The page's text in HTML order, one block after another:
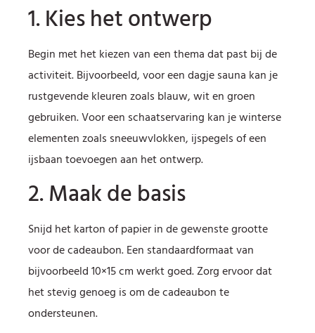
1. Kies het ontwerp
Begin met het kiezen van een thema dat past bij de
activiteit. Bijvoorbeeld, voor een dagje sauna kan je
rustgevende kleuren zoals blauw, wit en groen
gebruiken. Voor een schaatservaring kan je winterse
elementen zoals sneeuwvlokken, ijspegels of een
ijsbaan toevoegen aan het ontwerp.
2. Maak de basis
Snijd het karton of papier in de gewenste grootte
voor de cadeaubon. Een standaardformaat van
bijvoorbeeld 10×15 cm werkt goed. Zorg ervoor dat
het stevig genoeg is om de cadeaubon te
ondersteunen.